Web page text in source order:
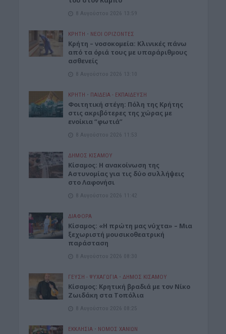
8 Αυγούστου 2026 13:59
ΚΡΗΤΗ • ΝΕΟΙ ΟΡΙΖΟΝΤΕΣ
Κρήτη – νοσοκομεία: Κλινικές πάνω
από τα όριά τους με υπαράριθμους
ασθενείς
8 Αυγούστου 2026 13:10
ΚΡΗΤΗ • ΠΑΙΔΕΙΑ - ΕΚΠΑΙΔΕΥΣΗ
Φοιτητική στέγη: Πόλη της Κρήτης
στις ακριβότερες της χώρας με
ενοίκια “φωτιά”
8 Αυγούστου 2026 11:53
ΔΉΜΟΣ ΚΙΣΆΜΟΥ
Κίσαμος: Η ανακοίνωση της
Αστυνομίας για τις δύο συλλήψεις
στο Λαφονήσι
8 Αυγούστου 2026 11:42
ΔΙΆΦΟΡΑ
Κίσαμος: «Η πρώτη μας νύχτα» – Μια
ξεχωριστή μουσικοθεατρική
παράσταση
8 Αυγούστου 2026 08:30
ΓΕΎΣΗ - ΨΥΧΑΓΩΓΊΑ • ΔΉΜΟΣ ΚΙΣΆΜΟΥ
Kίσαμος: Κρητική βραδιά με τον Νίκο
Ζωιδάκη στα Τοπόλια
8 Αυγούστου 2026 08:25
ΕΚΚΛΗΣΙΑ • ΝΟΜΌΣ ΧΑΝΊΩΝ